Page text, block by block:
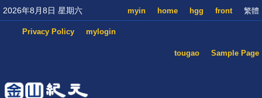
2026年8月8日 星期六 繁體
front
hgg
home
myin
mylogin
Privacy Policy
Sample Page
tougao